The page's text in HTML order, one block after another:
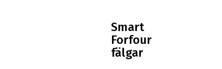
Smart
Forfour
fälgar